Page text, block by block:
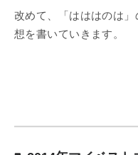
改めて、「はははのは
想を書いていきます。